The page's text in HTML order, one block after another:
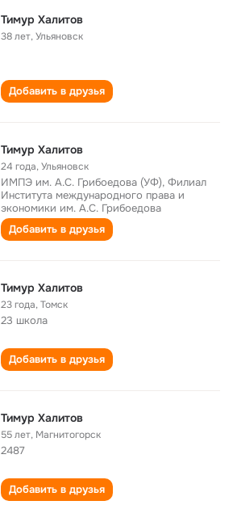
Тимур Халитов
38 лет,Ульяновск
Добавить в друзья
Тимур Халитов
24 года,Ульяновск
ИМПЭ им. А.С. Грибоедова (УФ), Филиал
Института международного права и
экономики им. А.С. Грибоедова
Добавить в друзья
Тимур Халитов
23 года,Томск
23 школа
Добавить в друзья
Тимур Халитов
55 лет, Магнитогорск
2487
Добавить в друзья